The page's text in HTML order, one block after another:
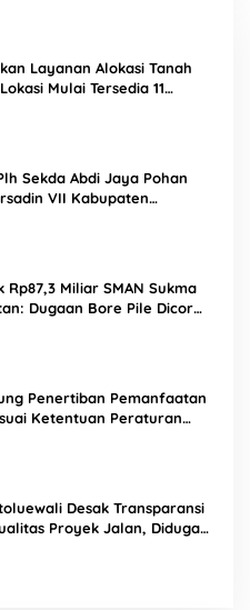
Layanan Alokasi Tanah
Mulai Tersedia 11
Sekda Abdi Jaya Pohan
VII Kabupaten
Rp87,3 Miliar SMAN Sukma
Dugaan Bore Pile Dicor
Penertiban Pemanfaatan
Ketentuan Peraturan
Desak Transparansi
Proyek Jalan, Diduga